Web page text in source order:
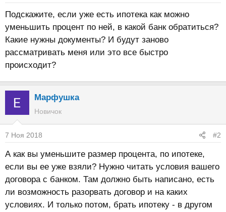
е
м
ы
ч
а
л
а
Подскажите, если уже есть ипотека как можно
уменьшить процент по ней, в какой банк обратиться?
Какие нужны документы? И будут заново
рассматривать меня или это все быстро
происходит?
Марфушка
Новичок
7 Ноя 2018 #2
А как вы уменьшите размер процента, по ипотеке,
если вы ее уже взяли? Нужно читать условия вашего
договора с банком. Там должно быть написано, есть
ли возможность разорвать договор и на каких
условиях. И только потом, брать ипотеку - в другом